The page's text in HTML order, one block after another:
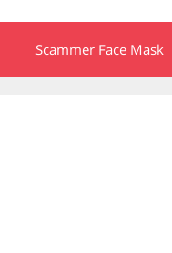
Scammer Face Mask